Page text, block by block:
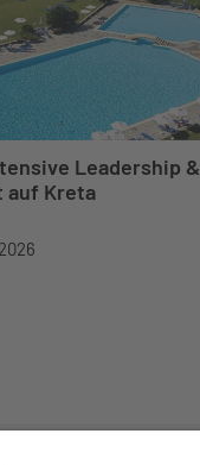
Leadership &
auf Kreta